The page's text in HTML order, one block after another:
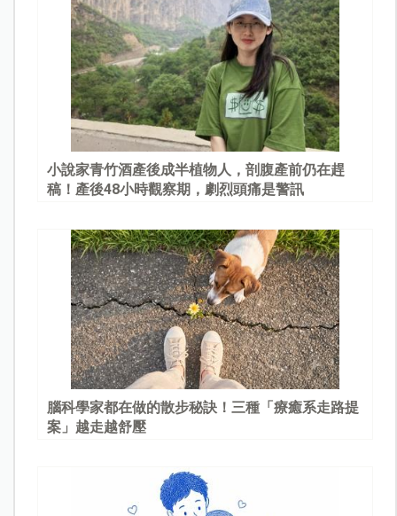
小說家青竹酒產後成半植物人，剖腹產前仍在趕
稿！產後48小時觀察期，劇烈頭痛是警訊
腦科學家都在做的散步秘訣！三種「療癒系走路提
案」越走越舒壓